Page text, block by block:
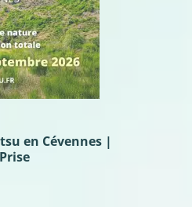
en Cévennes |